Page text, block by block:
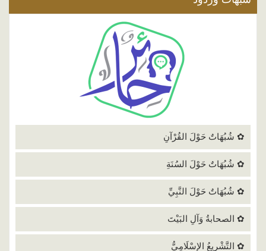
✿ شُبُهَاتٌ حَوْلَ القُرْآنِ
✿ شُبُهَاتٌ حَوْلَ السُنَةِ
✿ شُبُهَاتٌ حَوْلَ النَّبِيِّ
✿ الصحابةُ وَآلِ البَيْتَ
✿ التَّشْرِيعُ الإِسْلَامِيُّ